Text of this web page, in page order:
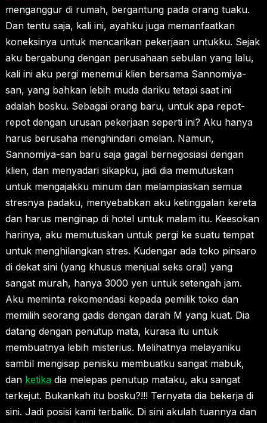
menganggur di rumah, bergantung pada orang tuaku.
Dan tentu saja, kali ini, ayahku juga memanfaatkan
koneksinya untuk mencarikan pekerjaan untukku. Sejak
aku bergabung dengan perusahaan sebulan yang lalu,
kali ini aku pergi menemui klien bersama Sannomiya-
san, yang bahkan lebih muda dariku tetapi saat ini
adalah bosku. Sebagai orang baru, untuk apa repot-
repot dengan urusan pekerjaan seperti ini? Aku hanya
harus berusaha menghindari omelan. Namun,
Sannomiya-san baru saja gagal bernegosiasi dengan
klien, dan menyadari sikapku, jadi dia memutuskan
untuk mengajakku minum dan melampiaskan semua
stresnya padaku, menyebabkan aku ketinggalan kereta
dan harus menginap di hotel untuk malam itu. Keesokan
harinya, aku memutuskan untuk pergi ke suatu tempat
untuk menghilangkan stres. Kudengar ada toko pinsaro
di dekat sini (yang khusus menjual seks oral) yang
sangat murah, hanya 3000 yen untuk setengah jam.
Aku meminta rekomendasi kepada pemilik toko dan
memilih seorang gadis dengan darah M yang kuat. Dia
datang dengan penutup mata, kurasa itu untuk
membuatnya lebih misterius. Melihatnya melayaniku
sambil mengisap penisku membuatku sangat mabuk,
dan ketika dia melepas penutup mataku, aku sangat
terkejut. Bukankah itu bosku?!!! Ternyata dia bekerja di
sini. Jadi posisi kami terbalik. Di sini akulah tuannya dan